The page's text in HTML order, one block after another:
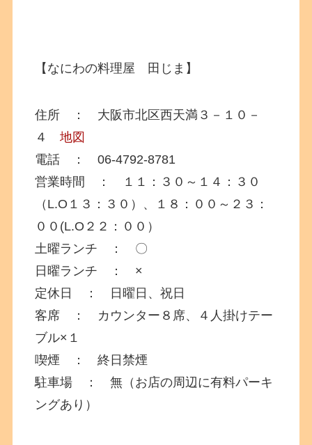
【なにわの料理屋 田じま】
住所 ： 大阪市北区西天満３－１０－
４地図
電話 ： 06-4792-8781
営業時間 ： １１：３０～１４：３０
（L.O１３：３０）、１８：００～２３：
００(L.O２２：００）
土曜ランチ ： 〇
日曜ランチ ： ×
定休日 ： 日曜日、祝日
客席 ： カウンター８席、４人掛けテー
ブル×１
喫煙 ： 終日禁煙
駐車場 ： 無（お店の周辺に有料パーキ
ングあり）